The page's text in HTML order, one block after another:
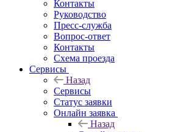
Контакты
Руководство
Пресс-служба
Вопрос-ответ
Контакты
Схема проезда
Сервисы
Назад
Сервисы
Статус заявки
Онлайн заявка
Назад